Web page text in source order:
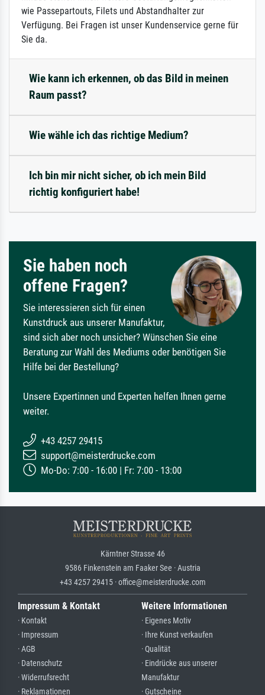
wie Passepartouts, Filets und Abstandhalter zur
Verfügung. Bei Fragen ist unser Kundenservice gerne für
Sie da.
Wie kann ich erkennen, ob das Bild in meinen
Raum passt?
Wie wähle ich das richtige Medium?
Ich bin mir nicht sicher, ob ich mein Bild
richtig konfiguriert habe!
Sie haben noch
offene Fragen?
Sie interessieren sich für einen
Kunstdruck aus unserer Manufaktur,
sind sich aber noch unsicher? Wünschen Sie eine
Beratung zur Wahl des Mediums oder benötigen Sie
Hilfe bei der Bestellung?
Unsere Expertinnen und Experten helfen Ihnen gerne
weiter.
+43 4257 29415
support@meisterdrucke.com
Mo-Do: 7:00 - 16:00 | Fr: 7:00 - 13:00
Kärntner Strasse 46
9586 Finkenstein am Faaker See · Austria
+43 4257 29415 · office@meisterdrucke.com
Impressum & Kontakt
· Kontakt
· Impressum
· AGB
· Datenschutz
· Widerrufsrecht
· Reklamationen
Weitere Informationen
· Eigenes Motiv
· Ihre Kunst verkaufen
· Qualität
· Eindrücke aus unserer
Manufaktur
· Gutscheine